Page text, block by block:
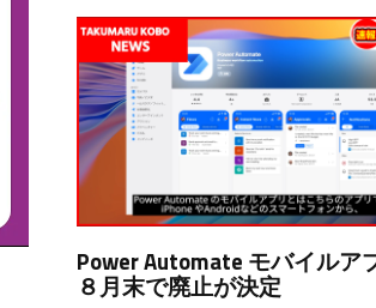
Power Automate モバイルア
８月末で廃止が決定